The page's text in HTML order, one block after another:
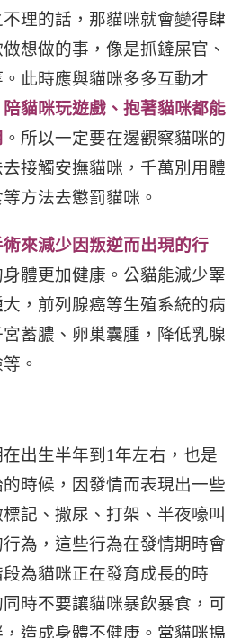
理的話，那貓咪就會變得肆
做想做的事，像是抓鏟屎官、
此時應與貓咪多多互動才
貓咪玩遊戲、抱著貓咪都能
。 所以一定要在邊觀察貓咪的
接觸安撫貓咪，千萬別用體
方法去懲罰貓咪。
來減少因叛逆而出現的行
體更加健康。 公貓能減少睪
，前列腺癌等生殖系統的病
蓄膿、卵巢囊腫，降低乳腺
。
出生半年到 1 年左右 ，也是
時候，因發情而表現出一些
記、撒尿、打架、半夜嚎叫
為，這些行為在發情期時會
為貓咪正在發育成長的時
時不要讓貓咪暴飲暴食，可
造成身體不健康。 當貓咪搗